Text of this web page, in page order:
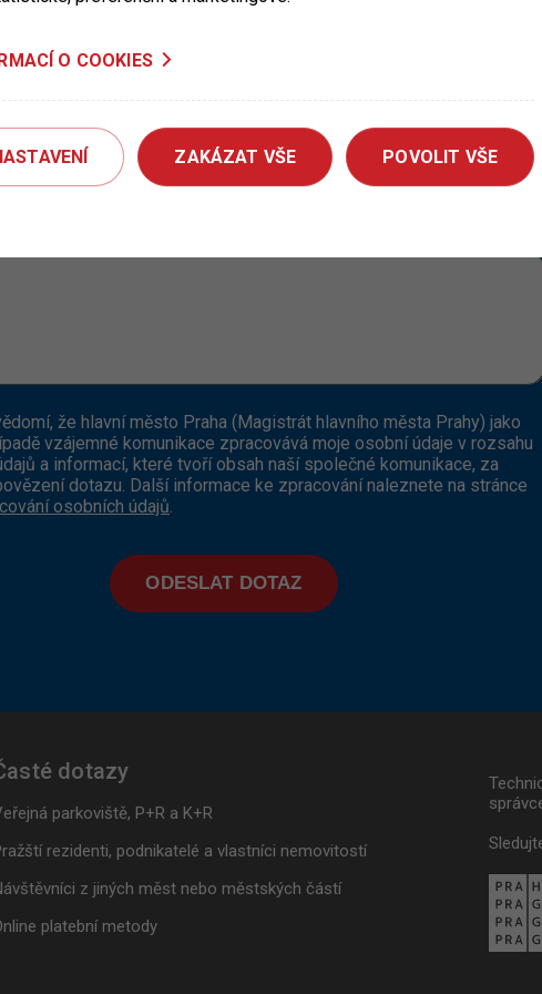
*
že hlavní město Praha (Magistrát hlavního města Prahy) jako
vzájemné komunikace zpracovává moje osobní údaje v rozsahu
a informací, které tvoří obsah naší společné komunikace, za
dotazu. Další informace ke zpracování naleznete na stránce
osobních údajů.
ODESLAT DOTAZ
dotazy
parkoviště, P+R a K+R
rezidenti, podnikatelé a vlastníci nemovitostí
z jiných měst nebo městských částí
platební metody
O COOKIES
ZAKÁZAT VŠE POVOLIT VŠE